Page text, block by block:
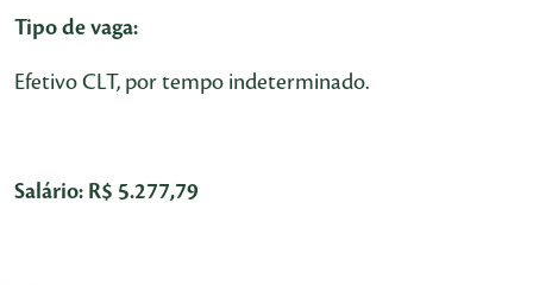
Tipo de vaga:
Efetivo CLT, por tempo indeterminado.
Salário: R$ 5.277,79